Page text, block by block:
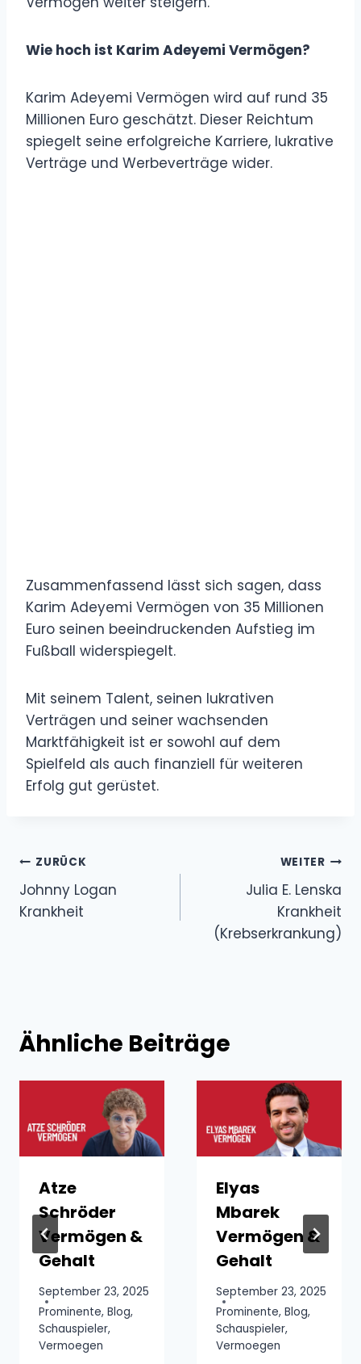
Wie hoch ist Karim Adeyemi Vermögen?
Karim Adeyemi Vermögen wird auf rund 35
Millionen Euro geschätzt. Dieser Reichtum
spiegelt seine erfolgreiche Karriere, lukrative
Verträge und Werbeverträge wider.
Zusammenfassend lässt sich sagen, dass
Karim Adeyemi Vermögen von 35 Millionen
Euro seinen beeindruckenden Aufstieg im
Fußball widerspiegelt.
Mit seinem Talent, seinen lukrativen
Verträgen und seiner wachsenden
Marktfähigkeit ist er sowohl auf dem
Spielfeld als auch finanziell für weiteren
Erfolg gut gerüstet.
Beitragsnavigation
ZURÜCK
Johnny Logan
Krankheit
WEITER
Julia E. Lenska
Krankheit
(Krebserkrankung)
Ähnliche Beiträge
Atze
Schröder
Vermögen &
Gehalt
September 23, 2025
Prominente, Blog,
Schauspieler,
Vermoegen
Elyas
Mbarek
Vermögen &
Gehalt
September 23, 2025
Prominente, Blog,
Schauspieler,
Vermoegen